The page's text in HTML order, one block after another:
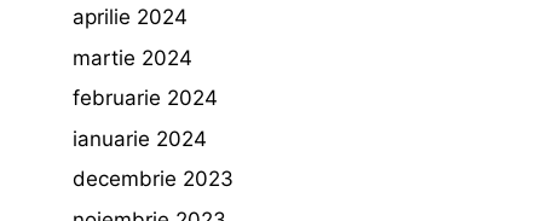
aprilie 2024
martie 2024
februarie 2024
ianuarie 2024
decembrie 2023